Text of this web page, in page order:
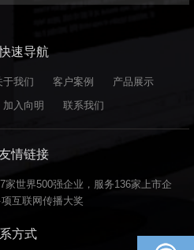
速导航
于我们 客户案例
产品展示
加入向明 联系我们
情链接
家世界500强企业，服务136家上市企
互联网传播大奖
方式